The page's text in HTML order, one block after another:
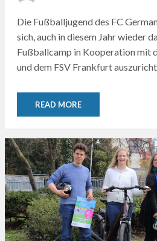
Die Fußballjugend des FC
sich, auch in diesem Jahr wieder
Fußballcamp in Kooperation mit
und dem FSV Frankfurt
READ MORE